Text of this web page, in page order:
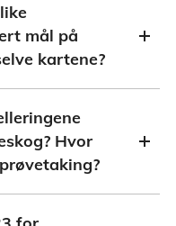
mål på
kartene?
Hvor